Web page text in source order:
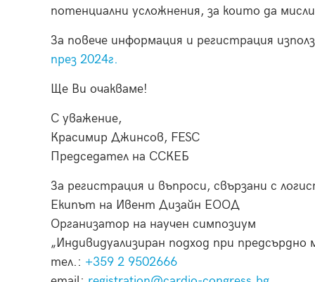
потенциални усложнения, за които да
За повече информация и регистрация
през 2024г.
Ще Ви очакваме!
С уважение,
Красимир Джинсов, FESC
Председател на ССКЕБ
За регистрация и въпроси, свързани с
Екипът на Ивент Дизайн ЕООД
Организатор на научен симпозиум
„Индивидуализиран подход при предсърдно
тел.: +359 2 9502666